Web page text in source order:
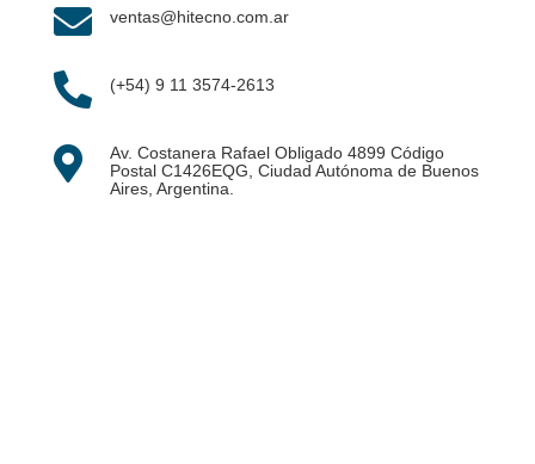
 ventas@hitecno.com.ar
 (+54) 9 11 3574-2613

Av. Costanera Rafael Obligado 4899 Código
Postal C1426EQG, Ciudad Autónoma de Buenos
Aires, Argentina.